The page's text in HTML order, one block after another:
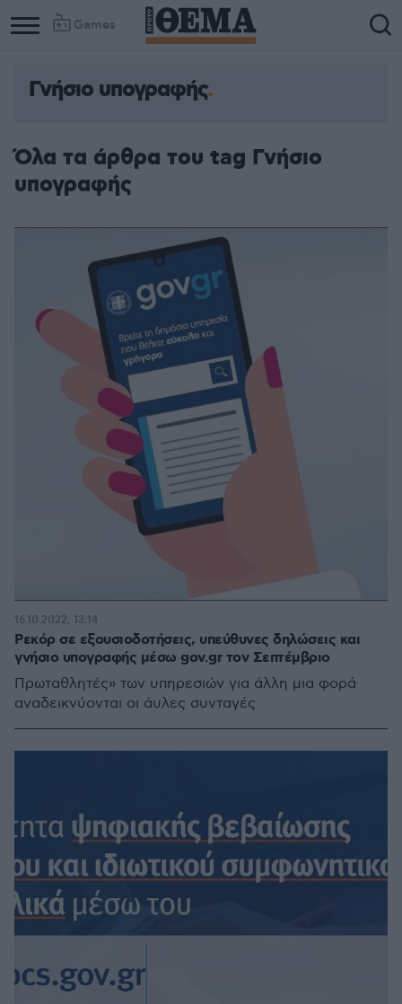
Games
Γνήσιο υπογραφής
Όλα τα άρθρα του tag Γνήσιο
υπογραφής
Ρεκόρ σε εξουσιοδοτήσεις, υπεύθυνες δηλώσεις και
γνήσιο υπογραφής μέσω gov.gr τον Σεπτέμβριο
Πρωταθλητές» των υπηρεσιών για άλλη μια φορά
αναδεικνύονται οι άυλες συνταγές
16.10.2022, 13:14